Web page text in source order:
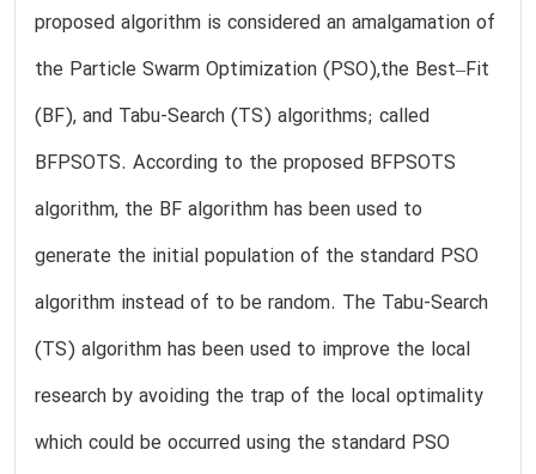
proposed algorithm is considered an amalgamation of
the Particle Swarm Optimization (PSO),the Best–Fit
(BF), and Tabu-Search (TS) algorithms; called
BFPSOTS. According to the proposed BFPSOTS
algorithm, the BF algorithm has been used to
generate the initial population of the standard PSO
algorithm instead of to be random. The Tabu-Search
(TS) algorithm has been used to improve the local
research by avoiding the trap of the local optimality
which could be occurred using the standard PSO